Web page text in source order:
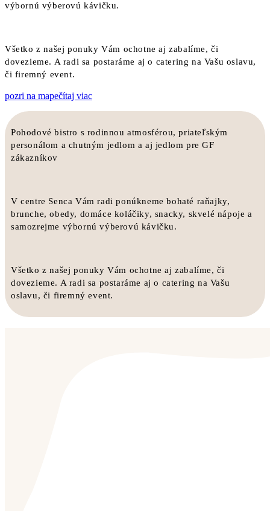
výbornú výberovú kávičku.
Všetko z našej ponuky Vám ochotne aj zabalíme, či
dovezieme. A radi sa postaráme aj o catering na Vašu oslavu,
či firemný event.
pozri na mapečítaj viac
Pohodové bistro s rodinnou atmosférou, priateľským
personálom a chutným jedlom a aj jedlom pre GF
zákazníkov
V centre Senca Vám radi ponúkneme bohaté raňajky,
brunche, obedy, domáce koláčiky, snacky, skvelé nápoje a
samozrejme výbornú výberovú kávičku.
Všetko z našej ponuky Vám ochotne aj zabalíme, či
dovezieme. A radi sa postaráme aj o catering na Vašu
oslavu, či firemný event.